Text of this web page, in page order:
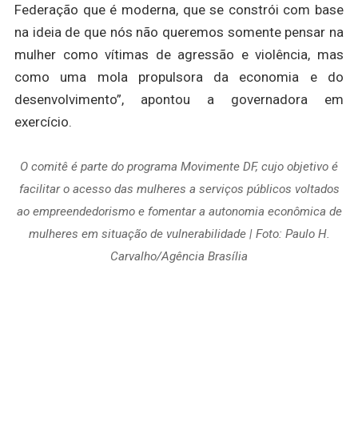
Federação que é moderna, que se constrói com base
na ideia de que nós não queremos somente pensar na
mulher como vítimas de agressão e violência, mas
como uma mola propulsora da economia e do
desenvolvimento”, apontou a governadora em
exercício.
O comitê é parte do programa Movimente DF, cujo objetivo é
facilitar o acesso das mulheres a serviços públicos voltados
ao empreendedorismo e fomentar a autonomia econômica de
mulheres em situação de vulnerabilidade | Foto: Paulo H.
Carvalho/Agência Brasília